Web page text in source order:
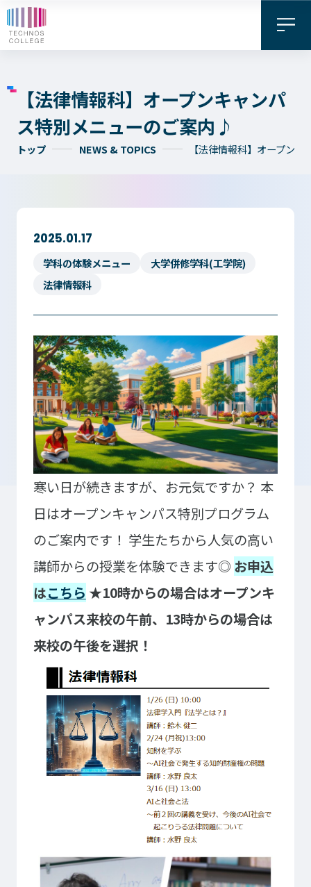
WEB出願
入学検討中の
皆さまへ
外国人留学生の
皆さまへ
保護者の
皆さまへ
在学生の
皆さまへ
卒業生の
皆さまへ
企業の
皆さまへ
地域の
テクノスカレッジの学びの特長
卒後ビジョン
4つの学びのプラン
大学コース
TECHNOSゼミ
ビジネスパーク
学院のご紹介
建学の精神・学院長挨拶
教育方針
アクセス
動画で見るテクノスカレッ
ジ
学科一覧
WEBエントリー・WEB出願 情報公開・シラバス
東京工学院専門学校
映像メディア学科
建築学科
情報システム科
【法律情報科】オープンキャンパ
ス特別メニューのご案内♪
トップ NEWS & TOPICS 【法律情報科】オープン
2025.01.17
学科の体験メニュー
大学併修学科(工学院)
法律情報科
寒い日が続きますが、お元気ですか？ 本
日はオープンキャンパス特別プログラム
のご案内です！ 学生たちから人気の高い
講師からの授業を体験できます◎ お申込
はこちら ★10時からの場合はオープンキ
ャンパス来校の午前、13時からの場合は
来校の午後を選択！